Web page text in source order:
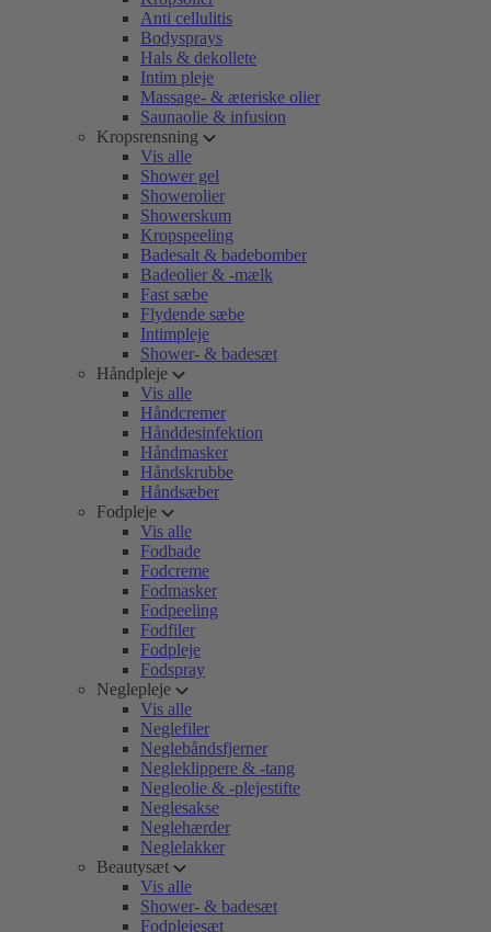
Anti cellulitis
Bodysprays
Hals & dekollete
Intim pleje
Massage- & æteriske olier
Saunaolie & infusion
Kropsrensning
Vis alle
Shower gel
Showerolier
Showerskum
Kropspeeling
Badesalt & badebomber
Badeolier & -mælk
Fast sæbe
Flydende sæbe
Intimpleje
Shower- & badesæt
Håndpleje
Vis alle
Håndcremer
Hånddesinfektion
Håndmasker
Håndskrubbe
Håndsæber
Fodpleje
Vis alle
Fodbade
Fodcreme
Fodmasker
Fodpeeling
Fodfiler
Fodpleje
Fodspray
Neglepleje
Vis alle
Neglefiler
Neglebåndsfjerner
Negleklippere & -tang
Negleolie & -plejestifte
Neglesakse
Neglehærder
Neglelakker
Beautysæt
Vis alle
Shower- & badesæt
Fodplejesæt